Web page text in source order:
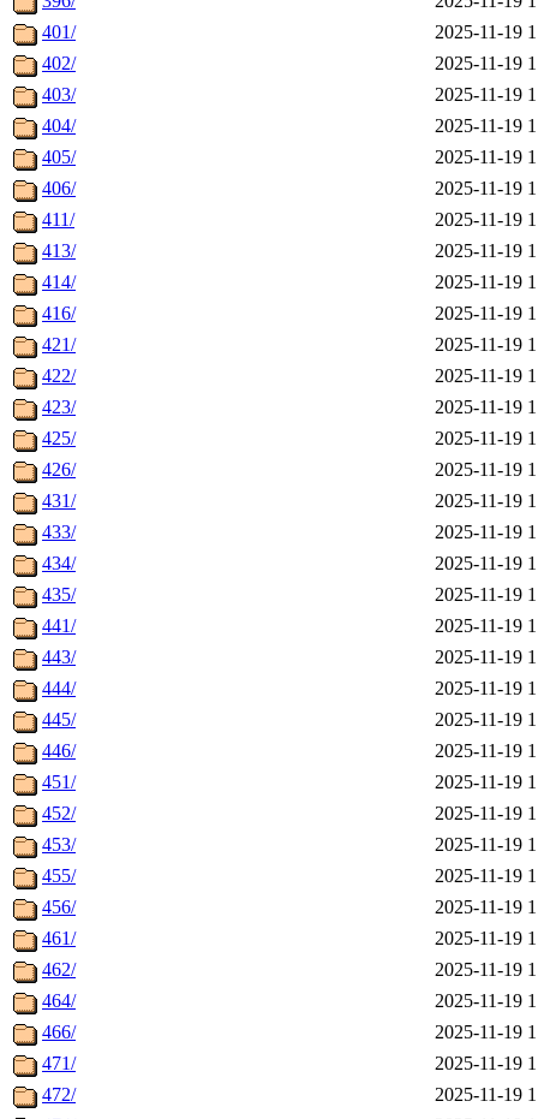
401/
2025-11-19
402/
2025-11-19
403/
2025-11-19
404/
2025-11-19
405/
2025-11-19
406/
2025-11-19
411/
2025-11-19
413/
2025-11-19
414/
2025-11-19
416/
2025-11-19
421/
2025-11-19
422/
2025-11-19
423/
2025-11-19
425/
2025-11-19
426/
2025-11-19
431/
2025-11-19
433/
2025-11-19
434/
2025-11-19
435/
2025-11-19
441/
2025-11-19
443/
2025-11-19
444/
2025-11-19
445/
2025-11-19
446/
2025-11-19
451/
2025-11-19
452/
2025-11-19
453/
2025-11-19
455/
2025-11-19
456/
2025-11-19
461/
2025-11-19
462/
2025-11-19
464/
2025-11-19
466/
2025-11-19
471/
2025-11-19
472/
2025-11-19